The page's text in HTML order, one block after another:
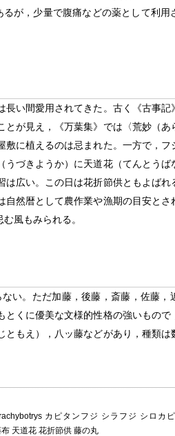
が，少量で腹痛などの薬として利用
い間愛用されてきた。古く《古事記
が見え，《万葉集》では〈荒妙（あ
に植えるのは忌まれた。一方で，フ
づきようか）に天道花（てんとうば
広い。この日は花折節供ともよばれ
然暦として農作業や漁期の目安とさ
風もみられる。
い。ただ加藤，後藤，斎藤，佐藤，
くに優美な文様的性格の強いもので
もえ），八ッ藤などがあり，種類は
カピタンフジ シラフジ シロカ
天道花 花折節供 藤の丸